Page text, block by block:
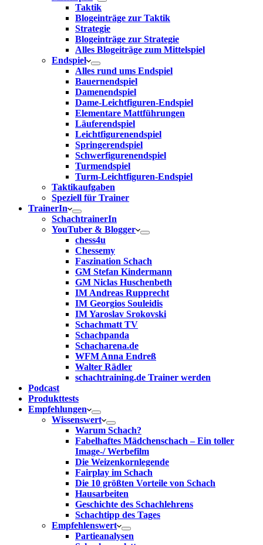
Taktik
Blogeinträge zur Taktik
Strategie
Blogeinträge zur Strategie
Alles Blogeiträge zum Mittelspiel
Endspiel
Alles rund ums Endspiel
Bauernendspiel
Damenendspiel
Dame-Leichtfiguren-Endspiel
Elementare Mattführungen
Läuferendspiel
Leichtfigurenendspiel
Springerendspiel
Schwerfigurenendspiel
Turmendspiel
Turm-Leichtfiguren-Endspiel
Taktikaufgaben
Speziell für Trainer
TrainerIn
SchachtrainerIn
YouTuber & Blogger
chess4u
Chessemy
Faszination Schach
GM Stefan Kindermann
GM Niclas Huschenbeth
IM Andreas Rupprecht
IM Georgios Souleidis
IM Yaroslav Srokovski
Schachmatt TV
Schachpanda
Schacharena.de
WFM Anna Endreß
Walter Rädler
schachtraining.de Trainer werden
Podcast
Produkttests
Empfehlungen
Wissenswert
Warum Schach?
Fabelhaftes Mädchenschach – Ein toller
Image-/ Werbefilm
Die Weizenkornlegende
Fairplay im Schach
Die 10 größten Vorteile von Schach‎
Hausarbeiten
Geschichte des Schachlehrens
Schachtipp des Tages
Empfehlenswert
Partieanalysen